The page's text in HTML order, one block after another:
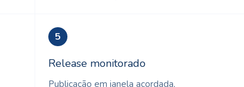
5
Release monitorado
Publicação em janela acordada,